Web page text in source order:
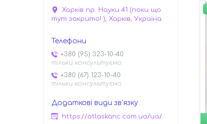
Харків пр. Науки 41 (поки що
тут закрито! ), Харків, Україна
+380 (95) 323-10-40
тільки консультуємо
+380 (67) 123-10-40
тільки консультуємо
https://atlaskanc.com.ua/ua/